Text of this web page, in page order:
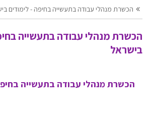
הכשרת מנהלי עבודה בתעשייה בחיפה - לימודים
הכשרת מנהלי עבודה בתעשייה
בישראל
הכשרת מנהלי עבודה בתעשייה